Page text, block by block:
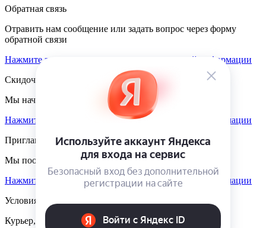
Обратная связь
Отравить нам сообщение или задать вопрос через форму
обратной связи
Нажмите здесь для получения дополнительной информации
Скидочная система
Мы начисляем кэшбэк с покупок
Нажмите здесь для получения дополнительной информации
Приглашаем к партнёрству
Мы поощеряем наших партнёров
Нажмите здесь для получения дополнительной информации
Условия доставки
Курьер, пункты выдачи, Почта России